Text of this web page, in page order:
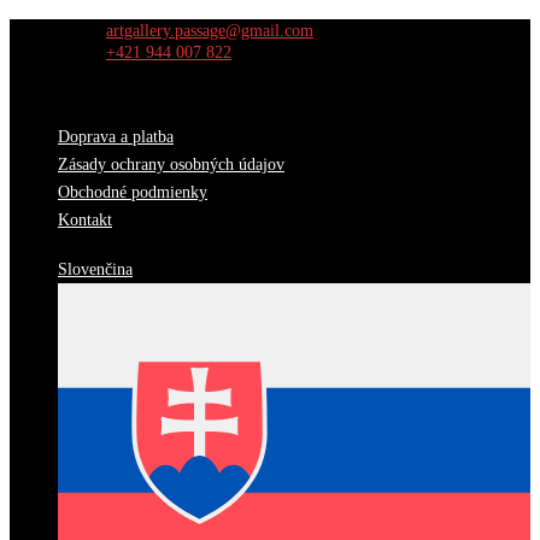
artgallery.passage@gmail.com
+421 944 007 822
Doprava a platba
Zásady ochrany osobných údajov
Obchodné podmienky
Kontakt
Slovenčina